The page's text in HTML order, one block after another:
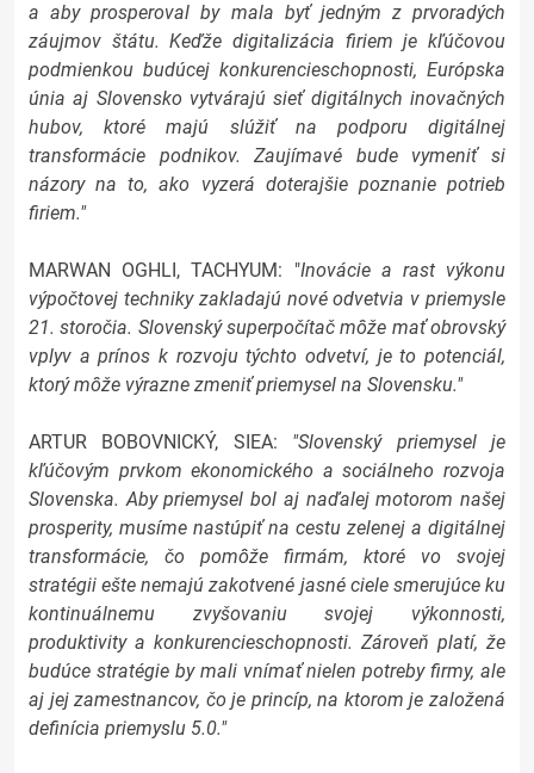
a aby prosperoval by mala byť jedným z prvoradých
záujmov štátu. Keďže digitalizácia firiem je kľúčovou
podmienkou budúcej konkurencieschopnosti, Európska
únia aj Slovensko vytvárajú sieť digitálnych inovačných
hubov, ktoré majú slúžiť na podporu digitálnej
transformácie podnikov. Zaujímavé bude vymeniť si
názory na to, ako vyzerá doterajšie poznanie potrieb
firiem."
MARWAN OGHLI, TACHYUM: "Inovácie a rast výkonu
výpočtovej techniky zakladajú nové odvetvia v priemysle
21. storočia. Slovenský superpočítač môže mať obrovský
vplyv a prínos k rozvoju týchto odvetví, je to potenciál,
ktorý môže výrazne zmeniť priemysel na Slovensku."
ARTUR BOBOVNICKÝ, SIEA: "Slovenský priemysel je
kľúčovým prvkom ekonomického a sociálneho rozvoja
Slovenska. Aby priemysel bol aj naďalej motorom našej
prosperity, musíme nastúpiť na cestu zelenej a digitálnej
transformácie, čo pomôže firmám, ktoré vo svojej
stratégii ešte nemajú zakotvené jasné ciele smerujúce ku
kontinuálnemu zvyšovaniu svojej výkonnosti,
produktivity a konkurencieschopnosti. Zároveň platí, že
budúce stratégie by mali vnímať nielen potreby firmy, ale
aj jej zamestnancov, čo je princíp, na ktorom je založená
definícia priemyslu 5.0."